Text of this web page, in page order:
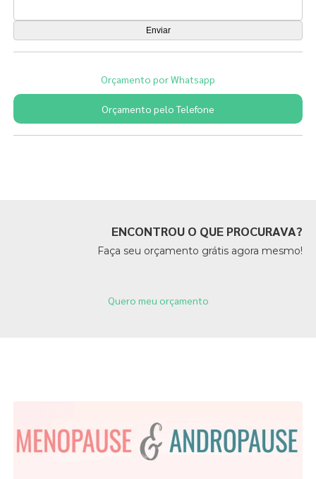
Orçamento por Whatsapp
Orçamento pelo Telefone
ENCONTROU O QUE PROCURAVA?
Faça seu orçamento grátis agora mesmo!
Quero meu orçamento